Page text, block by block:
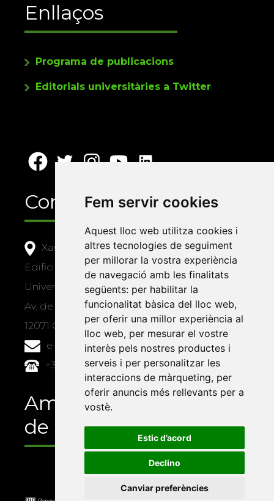
Fem servir cookies
Aquest lloc web utilitza cookies i
altres tecnologies de seguiment
per millorar la vostra experiència
de navegació amb les finalitats
següents: per habilitar la
funcionalitat bàsica del lloc web,
per oferir una millor experiència al
lloc web, per mesurar el vostre
interès pels nostres productes i
serveis i per personalitzar les
interaccions de màrqueting, per
oferir anuncis més rellevants per a
vostè.
Estic d’acord
Declino
Canviar preferències
Enllaços
Programa de publicacions
Editorials universitàries a Twitter
Contacte
Xarxa Vives d'Universitats
Edifici Àgora
Universitat Jaume I, local 10
Av. de Vicent Sos Baynat, s/n
12071 Castelló de la Plana
e-buc@vives.org
+34 964 72 89 93
Amb el suport
de